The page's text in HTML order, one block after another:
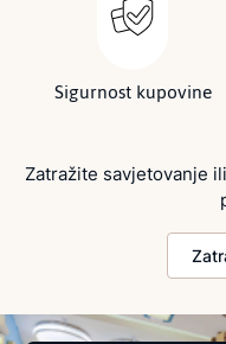
Sigurnost kupovine
Zatražite savjetovanje